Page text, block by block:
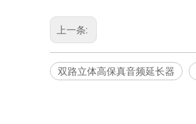
上一条:
双路立体高保真音频延长器